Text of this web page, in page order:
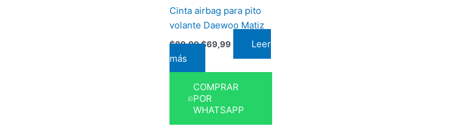
Cinta airbag para pito
volante Daewoo Matiz
$89,99$69,99
Leer
más
COMPRAR
POR
WHATSAPP